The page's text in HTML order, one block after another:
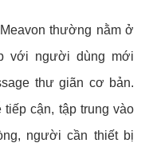
thường nằm ở
với người dùng mới
thư giãn cơ bản.
cận, tập trung vào
người cần thiết bị